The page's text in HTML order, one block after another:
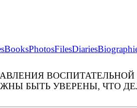
BooksPhotosFilesDiaries
БЫТЬ УВЕРЕНЫ, ЧТО